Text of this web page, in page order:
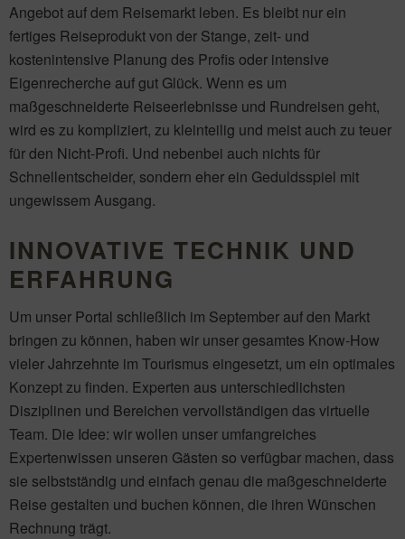
Angebot auf dem Reisemarkt leben. Es bleibt nur ein
fertiges Reiseprodukt von der Stange, zeit- und
kostenintensive Planung des Profis oder intensive
Eigenrecherche auf gut Glück. Wenn es um
maßgeschneiderte Reiseerlebnisse und Rundreisen geht,
wird es zu kompliziert, zu kleinteilig und meist auch zu teuer
für den Nicht-Profi. Und nebenbei auch nichts für
Schnellentscheider, sondern eher ein Geduldsspiel mit
ungewissem Ausgang.
INNOVATIVE TECHNIK UND
ERFAHRUNG
Um unser Portal schließlich im September auf den Markt
bringen zu können, haben wir unser gesamtes Know-How
vieler Jahrzehnte im Tourismus eingesetzt, um ein optimales
Konzept zu finden. Experten aus unterschiedlichsten
Disziplinen und Bereichen vervollständigen das virtuelle
Team. Die Idee: wir wollen unser umfangreiches
Expertenwissen unseren Gästen so verfügbar machen, dass
sie selbstständig und einfach genau die maßgeschneiderte
Reise gestalten und buchen können, die ihren Wünschen
Rechnung trägt.